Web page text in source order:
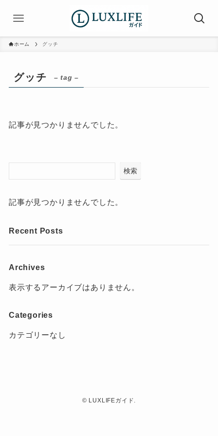
ホーム グッチ
グッチ – tag –
記事が見つかりませんでした。
検索
記事が見つかりませんでした。
Recent Posts
Archives
表示するアーカイブはありません。
Categories
カテゴリーなし
© LUXLIFEガイド.